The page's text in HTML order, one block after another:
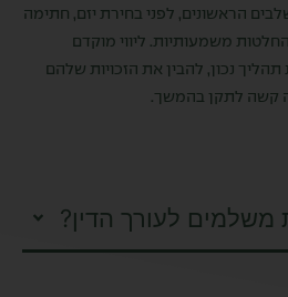
הראשונים, לפני בחירת יזם, חתימה
משמעותיות. ליווי מוקדם
נכון, להבין את הזכויות שלהם
קשה לתקן בהמשך.
משלמים לעורך הדין?